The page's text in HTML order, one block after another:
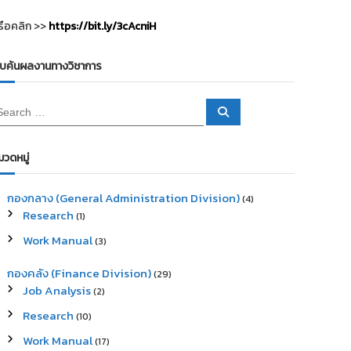
อคลิก >>https://bit.ly/3cAcniH
ค้นผลงานทางวิชาการ
S
วดหมู่
กองกลาง (General Administration Division)(4)
Research (1)
Work Manual(3)
กองคลัง (Finance Division)(29)
Job Analysis(2)
Research (10)
Work Manual(17)